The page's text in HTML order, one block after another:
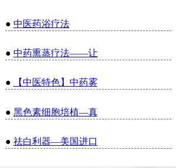
● 中医药浴疗法
● 中药熏蒸疗法——让
● 【中医特色】中药雾
● 黑色素细胞培植—真
● 祛白利器—美国进口